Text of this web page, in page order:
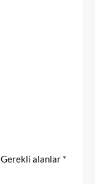
Gerekli alanlar *